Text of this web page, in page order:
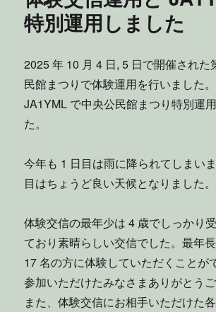
特別運用しました
2025 年 10 月 4 日, 5 日で開催された
民館まつりで体験運用を行いました。
JA1YML で中央公民館まつり特別運
た。
今年も 1 日目は雨に降られてしまい
目はちょうど良い天候となりました。
体験交信の最年少は 4 歳でしっかり
ており素晴らしい交信でした。最年
17 名の方に体験していただくことが
参加いただけたみなさまありがとうご
また、体験交信にお相手いただけた